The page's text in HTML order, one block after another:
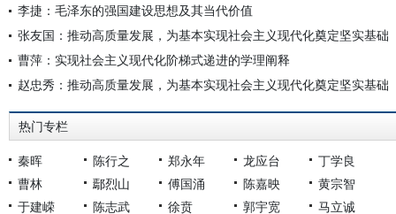
李捷：毛泽东的强国建设思想及其当代价值
张友国：推动高质量发展，为基本实现社会主义现代化奠定坚实基础
曹萍：实现社会主义现代化阶梯式递进的学理阐释
赵忠秀：推动高质量发展，为基本实现社会主义现代化奠定坚实基础
热门专栏
秦晖 陈行之 郑永年 龙应台
丁学良
曹林
鄢烈山 傅国涌 陈嘉映
黄宗智
于建嵘
陈志武 徐贲 郭宇宽 马立诚